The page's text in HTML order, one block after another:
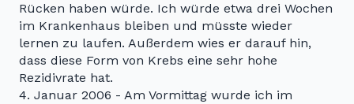
Rücken haben würde. Ich würde etwa drei Wochen
im Krankenhaus bleiben und müsste wieder
lernen zu laufen. Außerdem wies er darauf hin,
dass diese Form von Krebs eine sehr hohe
Rezidivrate hat.
4. Januar 2006 - Am Vormittag wurde ich im